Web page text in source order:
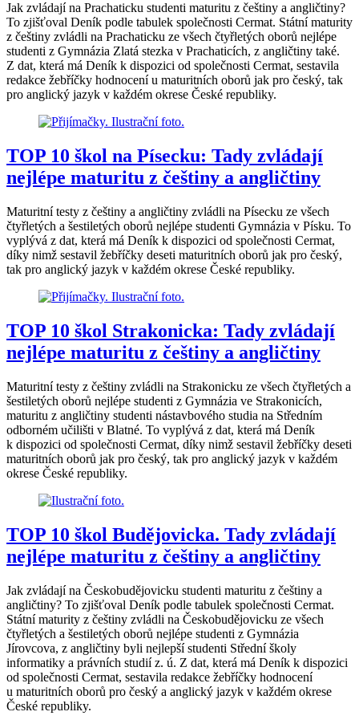
Jak zvládají na Prachaticku studenti maturitu z češtiny a angličtiny?
To zjišťoval Deník podle tabulek společnosti Cermat. Státní maturity
z češtiny zvládli na Prachaticku ze všech čtyřletých oborů nejlépe
studenti z Gymnázia Zlatá stezka v Prachaticích, z angličtiny také.
Z dat, která má Deník k dispozici od společnosti Cermat, sestavila
redakce žebříčky hodnocení u maturitních oborů jak pro český, tak
pro anglický jazyk v každém okrese České republiky.
TOP 10 škol na Písecku: Tady zvládají
nejlépe maturitu z češtiny a angličtiny
Maturitní testy z češtiny a angličtiny zvládli na Písecku ze všech
čtyřletých a šestiletých oborů nejlépe studenti Gymnázia v Písku. To
vyplývá z dat, která má Deník k dispozici od společnosti Cermat,
díky nimž sestavil žebříčky deseti maturitních oborů jak pro český,
tak pro anglický jazyk v každém okrese České republiky.
TOP 10 škol Strakonicka: Tady zvládají
nejlépe maturitu z češtiny a angličtiny
Maturitní testy z češtiny zvládli na Strakonicku ze všech čtyřletých a
šestiletých oborů nejlépe studenti z Gymnázia ve Strakonicích,
maturitu z angličtiny studenti nástavbového studia na Středním
odborném učilišti v Blatné. To vyplývá z dat, která má Deník
k dispozici od společnosti Cermat, díky nimž sestavil žebříčky deseti
maturitních oborů jak pro český, tak pro anglický jazyk v každém
okrese České republiky.
TOP 10 škol Budějovicka. Tady zvládají
nejlépe maturitu z češtiny a angličtiny
Jak zvládají na Českobudějovicku studenti maturitu z češtiny a
angličtiny? To zjišťoval Deník podle tabulek společnosti Cermat.
Státní maturity z češtiny zvládli na Českobudějovicku ze všech
čtyřletých a šestiletých oborů nejlépe studenti z Gymnázia
Jírovcova, z angličtiny byli nejlepší studenti Střední školy
informatiky a právních studií z. ú. Z dat, která má Deník k dispozici
od společnosti Cermat, sestavila redakce žebříčky hodnocení
u maturitních oborů pro český a anglický jazyk v každém okrese
České republiky.